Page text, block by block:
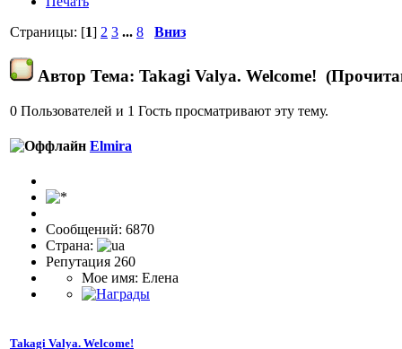
Страницы: [1] 2 3 ... 8 Вниз
Автор Тема: Takagi Valya. Welcome!
0 Пользователей и 1 Гость просматривают эту тему.
Elmira
Сообщений: 6870
Страна:
Репутация 260
Мое имя: Елена
Takagi Valya. Welcome!